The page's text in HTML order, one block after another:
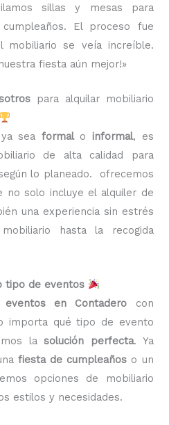
sillas y mesas para
El proceso fue
mobiliario se veía increíble.
fiesta aún mejor!»
para alquilar mobiliario
sea formalo informal, es
de alta calidad para
lo planeado. ofrecemos
no solo incluye el alquiler de
una experiencia sin estrés
hasta la recogida
tipo de eventos
eventos en Contadero con
importa qué tipo de evento
lasolución perfecta. Ya
fiesta de cumpleaños o un
opciones de mobiliario
estilos y necesidades.